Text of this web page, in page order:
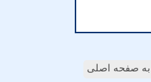
صفحه اصلی